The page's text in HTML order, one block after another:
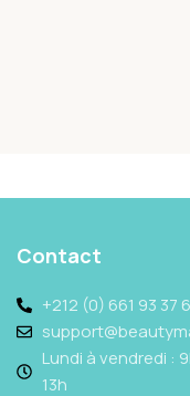
Contact
+212 (0) 661 93 37
Lundi à vendredi :
13h